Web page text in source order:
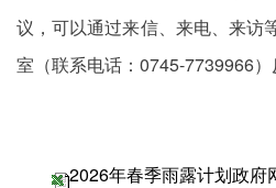
议，可以通过来信、来电、来访
室（联系电话：0745-7739966）
2026年春季雨露计划政府